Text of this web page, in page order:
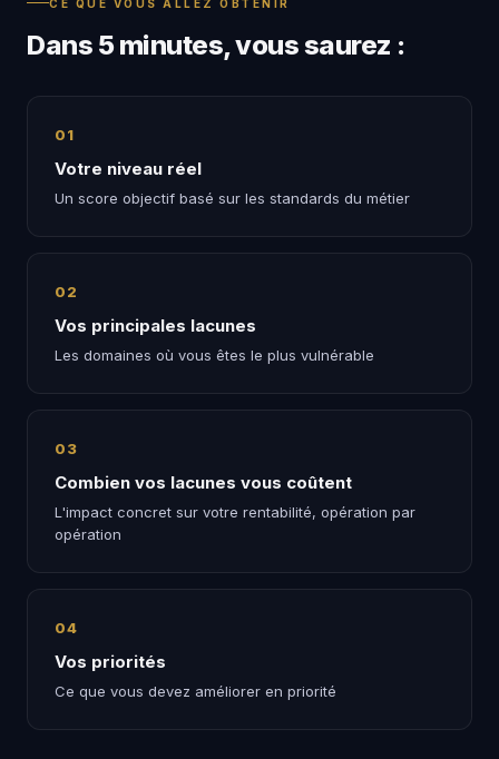
CE QUE VOUS ALLEZ OBTENIR
Dans 5 minutes, vous saurez :
01
Votre niveau réel
Un score objectif basé sur les standards du métier
02
Vos principales lacunes
Les domaines où vous êtes le plus vulnérable
03
Combien vos lacunes vous coûtent
L'impact concret sur votre rentabilité, opération par
opération
04
Vos priorités
Ce que vous devez améliorer en priorité